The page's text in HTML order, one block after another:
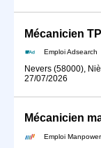
Mécanicien
Emploi Adsearch
Nevers (58000),
27/07/2026
Mécanicien
Emploi Manpower